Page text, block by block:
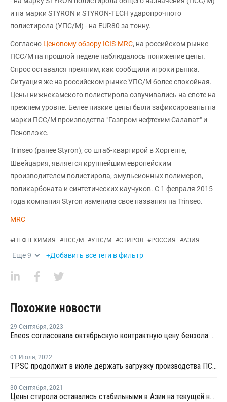
и на марки STYRON и STYRON-TECH ударопрочного
полистирола (УПС/М) - на EUR80 за тонну.
Согласно Ценовому обзору ICIS-MRC, на российском рынке
ПСС/М на прошлой неделе наблюдалось понижение цены.
Спрос оставался прежним, как сообщили игроки рынка.
Ситуация же на российском рынке УПС/М более спокойная.
Цены нижнекамского полистирола озвучивались на споте на
прежнем уровне. Белее низкие цены были зафиксированы на
марки ПСС/М производства "Газпром нефтехим Салават" и
Пеноплэкс.
Trinseo (ранее Styron), со штаб-квартирой в Хоргенге,
Швейцария, является крупнейшим европейским
производителем полистирола, эмульсионных полимеров,
поликарбоната и синтетических каучуков. С 1 февраля 2015
года компания Styron изменила свое названия на Trinseo.
MRC
#НЕФТЕХИМИЯ #ПСС/М #УПС/М #СТИРОЛ #РОССИЯ #АЗИЯ
Еще9 +Добавить все теги в фильтр
Похожие новости
29 Сентября, 2023
Eneos согласовала октябрьскую контрактную цену бензола в Азии
01 Июля, 2022
TPSC продолжит в июле держать загрузку производства ПС на уровне 80%
30 Сентября, 2021
Цены стирола оставались стабильными в Азии на текущей неделе